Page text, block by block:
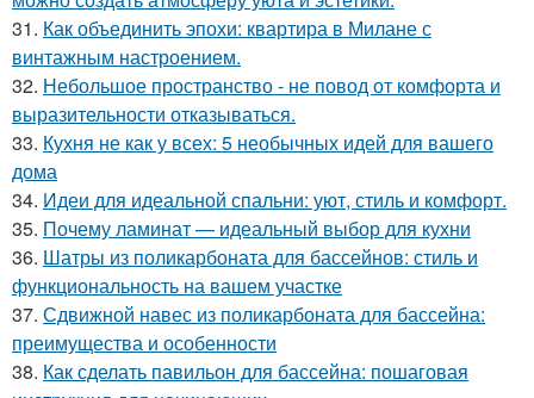
31. Как объединить эпохи: квартира в Милане с
винтажным настроением.
32. Небольшое пространство - не повод от комфорта и
выразительности отказываться.
33. Кухня не как у всех: 5 необычных идей для вашего
дома
34. Идеи для идеальной спальни: уют, стиль и комфорт.
35. Почему ламинат — идеальный выбор для кухни
36. Шатры из поликарбоната для бассейнов: стиль и
функциональность на вашем участке
37. Сдвижной навес из поликарбоната для бассейна:
преимущества и особенности
38. Как сделать павильон для бассейна: пошаговая